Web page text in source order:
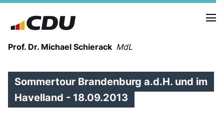
Prof. Dr. Michael Schierack MdL
NEUIGKEITEN
TERMINE
Sommertour Brandenburg a.d.H. und im
Havelland - 18.09.2013